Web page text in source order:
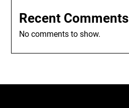
Recent Comments
No comments to show.